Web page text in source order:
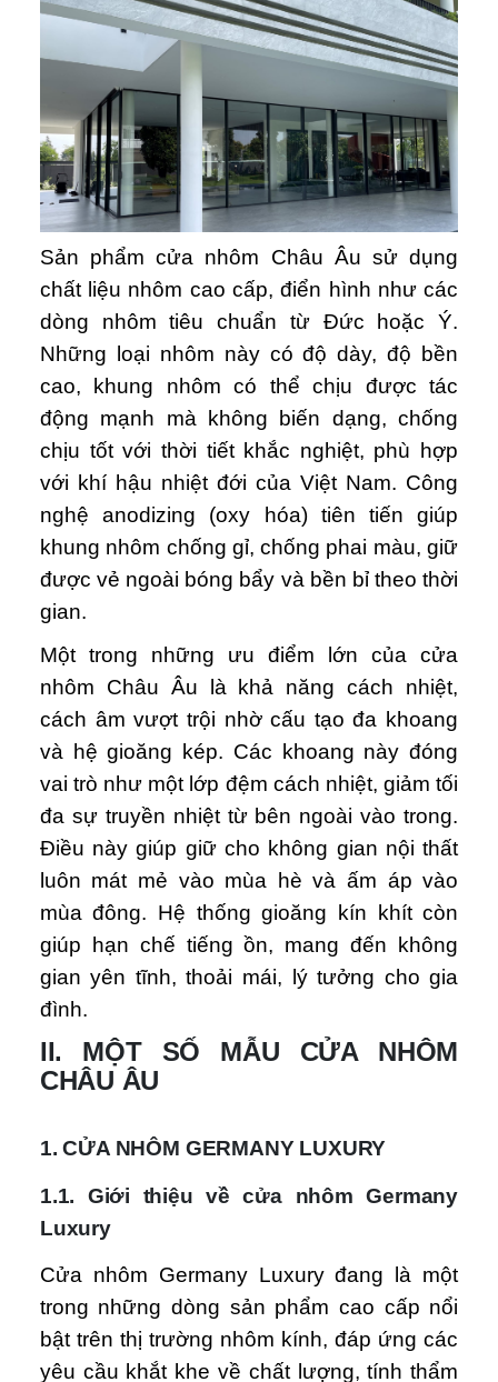
Sản phẩm cửa nhôm Châu Âu sử dụng
chất liệu nhôm cao cấp, điển hình như các
dòng nhôm tiêu chuẩn từ Đức hoặc Ý.
Những loại nhôm này có độ dày, độ bền
cao, khung nhôm có thể chịu được tác
động mạnh mà không biến dạng, chống
chịu tốt với thời tiết khắc nghiệt, phù hợp
với khí hậu nhiệt đới của Việt Nam. Công
nghệ anodizing (oxy hóa) tiên tiến giúp
khung nhôm chống gỉ, chống phai màu, giữ
được vẻ ngoài bóng bẩy và bền bỉ theo thời
gian.
Một trong những ưu điểm lớn của cửa
nhôm Châu Âu là khả năng cách nhiệt,
cách âm vượt trội nhờ cấu tạo đa khoang
và hệ gioăng kép. Các khoang này đóng
vai trò như một lớp đệm cách nhiệt, giảm tối
đa sự truyền nhiệt từ bên ngoài vào trong.
Điều này giúp giữ cho không gian nội thất
luôn mát mẻ vào mùa hè và ấm áp vào
mùa đông. Hệ thống gioăng kín khít còn
giúp hạn chế tiếng ồn, mang đến không
gian yên tĩnh, thoải mái, lý tưởng cho gia
đình.
II. MỘT SỐ MẪU CỬA NHÔM
CHÂU ÂU
1. CỬA NHÔM GERMANY LUXURY
1.1. Giới thiệu về cửa nhôm Germany
Luxury
Cửa nhôm Germany Luxury đang là một
trong những dòng sản phẩm cao cấp nổi
bật trên thị trường nhôm kính, đáp ứng các
yêu cầu khắt khe về chất lượng, tính thẩm